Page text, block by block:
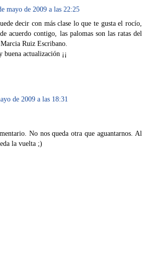
mayo de 2009 a las 22:25
decir con más clase lo que te gusta el rocío,
acuerdo contigo, las palomas son las ratas del
Ruiz Escribano.
actualización ¡¡
de 2009 a las 18:31
No nos queda otra que aguantarnos. Al
la vuelta ;)